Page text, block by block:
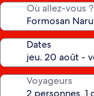
Où allez-vous ?
Dates
Voyageurs